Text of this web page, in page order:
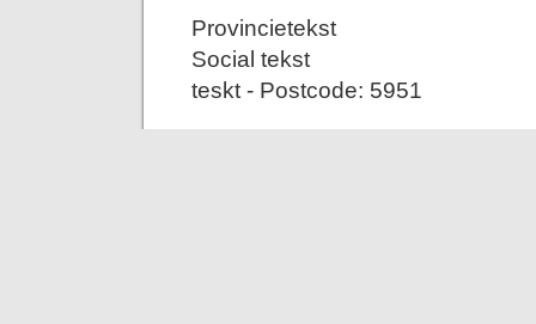
Provincietekst
Social tekst
teskt - Postcode: 5951